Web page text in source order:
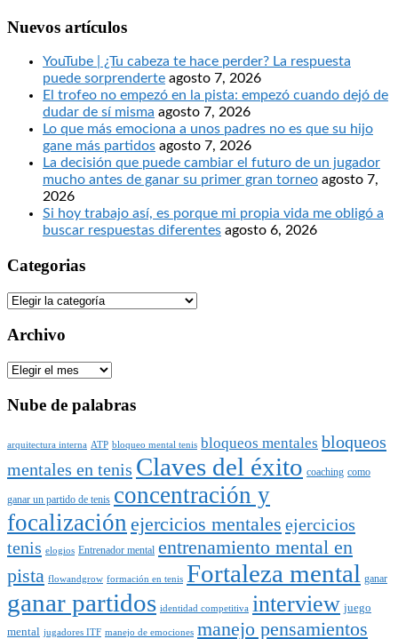
Nuevos artículos
YouTube | ¿Tu cabeza te hace perder? La respuesta
puede sorprenderte agosto 7, 2026
El trofeo no empezó en la pista: empezó cuando dejó de
dudar de sí misma agosto 7, 2026
Lo que más emociona a unos padres no es que su hijo
gane más partidos agosto 7, 2026
La decisión que puede cambiar el futuro de un jugador
mucho antes de ganar su primer gran torneo agosto 7,
2026
Si hoy trabajo así, es porque mi propia vida me obligó a
buscar respuestas diferentes agosto 6, 2026
Categorias
Categorias
Archivo
Archivo
Nube de palabras
arquitectura interna ATP bloqueo mental tenis bloqueos mentales bloqueos
mentales en tenis Claves del éxito coaching como
ganar un partido de tenis concentración y
focalización ejercicios mentales ejercicios
tenis elogios Entrenador mental entrenamiento mental en
pista flowandgrow formación en tenis Fortaleza mental ganar
ganar partidos identidad competitiva interview juego
mental jugadores ITF manejo de emociones manejo pensamientos